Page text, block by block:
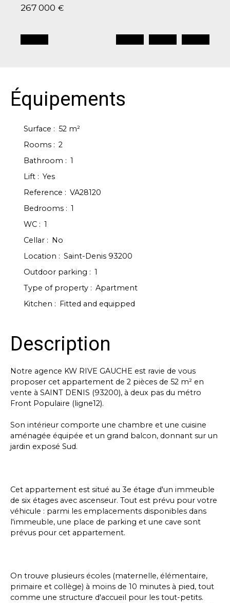
267 000 €
Équipements
Surface : 52 m²
Rooms : 2
Bathroom : 1
Lift : Yes
Reference : VA28120
Bedrooms : 1
WC : 1
Cellar :
No
Location : Saint-Denis 93200
Outdoor parking : 1
Type of property : Apartment
Kitchen : Fitted and equipped
Description
Notre agence KW RIVE GAUCHE est ravie de vous
proposer cet appartement de 2 pièces de 52 m² en
vente à SAINT DENIS (93200), à deux pas du métro
Front Populaire (ligne12).
Son intérieur comporte une chambre et une cuisine
aménagée équipée et un grand balcon, donnant sur un
jardin exposé Sud.
Cet appartement est situé au 3e étage d'un immeuble
de six étages avec ascenseur. Tout est prévu pour votre
véhicule : parmi les emplacements disponibles dans
l'immeuble, une place de parking et une cave sont
prévus pour cet appartement.
On trouve plusieurs écoles (maternelle, élémentaire,
primaire et collège) à moins de 10 minutes à pied, tout
comme une structure d'accueil pour les tout-petits.